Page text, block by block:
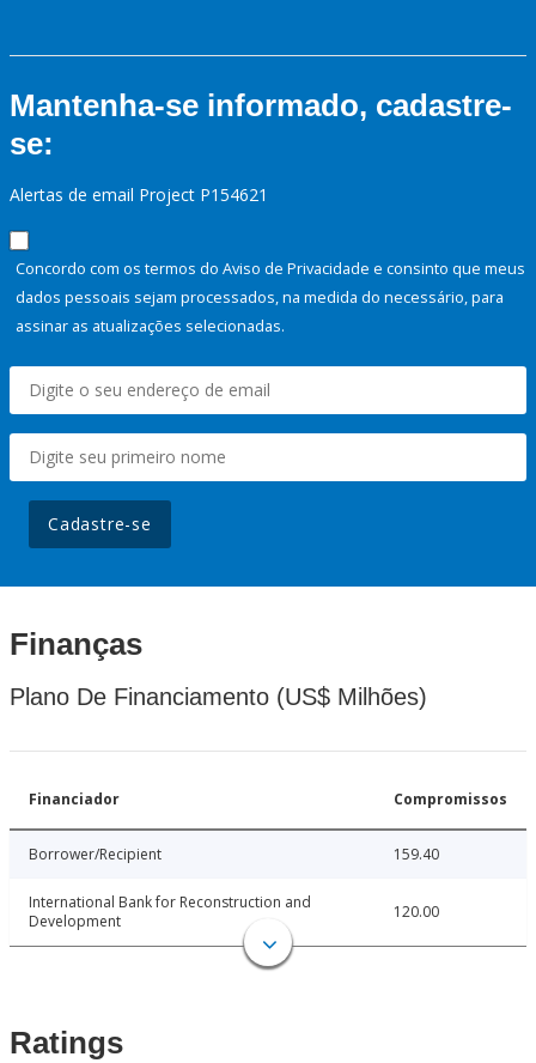
Mantenha-se informado, cadastre-
se:
Alertas de email Project P154621
Concordo com os termos do Aviso de Privacidade e consinto que meus
dados pessoais sejam processados, na medida do necessário, para
assinar as atualizações selecionadas.
Cadastre-se
Finanças
Plano De Financiamento (US$ Milhões)
Financiador Compromissos
Borrower/Recipient 159.40
International Bank for Reconstruction and
Development
120.00
Ratings